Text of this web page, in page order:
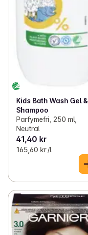
Kids Bath Wash Gel &
Shampoo
Parfymefri, 250 ml,
Neutral
41,40 kr
165,60 kr /l